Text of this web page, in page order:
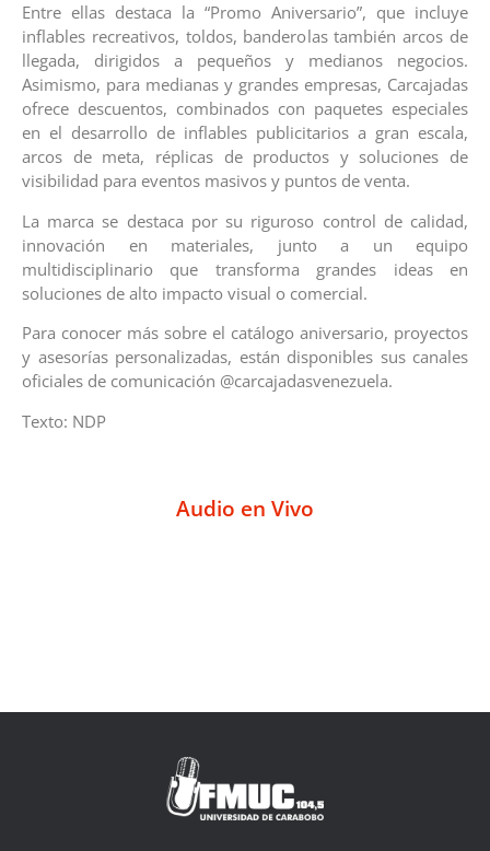
Entre ellas destaca la “Promo Aniversario”, que incluye
inflables recreativos, toldos, banderolas también arcos de
llegada, dirigidos a pequeños y medianos negocios.
Asimismo, para medianas y grandes empresas, Carcajadas
ofrece descuentos, combinados con paquetes especiales
en el desarrollo de inflables publicitarios a gran escala,
arcos de meta, réplicas de productos y soluciones de
visibilidad para eventos masivos y puntos de venta.
La marca se destaca por su riguroso control de calidad,
innovación en materiales, junto a un equipo
multidisciplinario que transforma grandes ideas en
soluciones de alto impacto visual o comercial.
Para conocer más sobre el catálogo aniversario, proyectos
y asesorías personalizadas, están disponibles sus canales
oficiales de comunicación @carcajadasvenezuela.
Texto: NDP
Audio en Vivo